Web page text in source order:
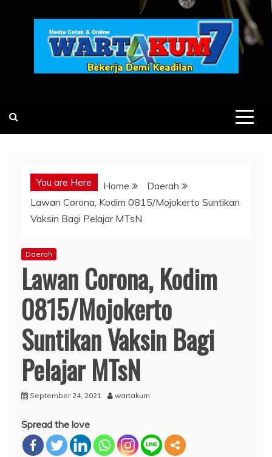
You are Here Home
Daerah
Lawan Corona, Kodim 0815/Mojokerto Suntikan
Vaksin Bagi Pelajar MTsN
Daerah
Lawan Corona, Kodim
0815/Mojokerto
Suntikan Vaksin Bagi
Pelajar MTsN
September 24, 2021 wartakum
Spread the love